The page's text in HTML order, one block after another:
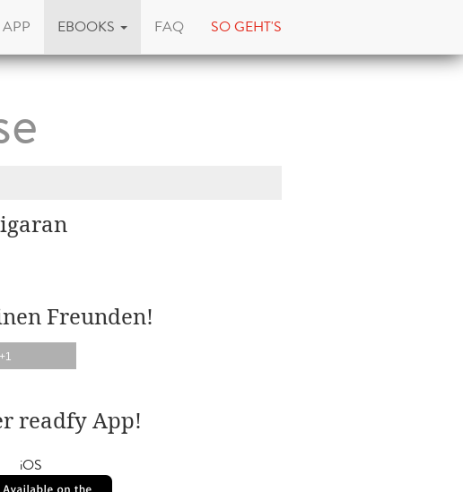
APP EBOOKS FAQ SO GEHT'S
Freunden!
+1
readfy App!
iOS